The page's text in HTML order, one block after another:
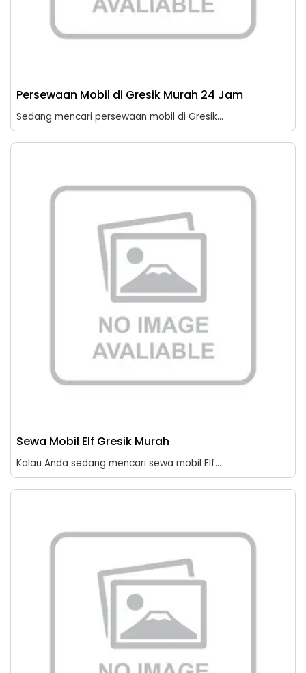
Persewaan Mobil di Gresik Murah 24 Jam
Sedang mencari persewaan mobil di Gresik...
Sewa Mobil Elf Gresik Murah
Kalau Anda sedang mencari sewa mobil Elf...